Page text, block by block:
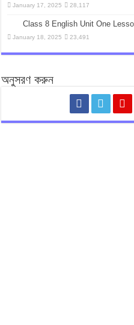
January 17, 2025 28,117
Class 8 English Unit One
January 18, 2025 23,491
অনুসরণ করুন